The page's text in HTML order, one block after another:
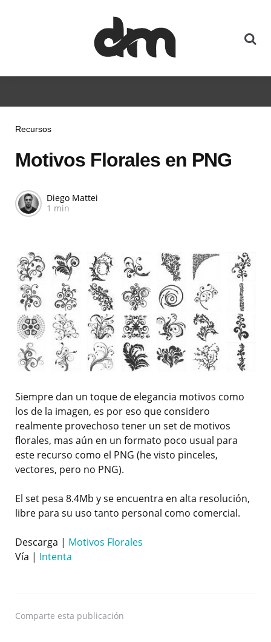
Recursos
Motivos Florales en PNG
Diego Mattei
1 min
Siempre dan un toque de elegancia motivos como
los de la imagen, es por eso que considero
realmente provechoso tener un set de motivos
florales, mas aún en un formato poco usual para
este recurso como el PNG (he visto pinceles,
vectores, pero no PNG).
El set pesa 8.4Mb y se encuentra en alta resolución,
libre para su uso tanto personal como comercial.
Descarga | Motivos Florales
Vía | Intenta
Comparte esta publicación